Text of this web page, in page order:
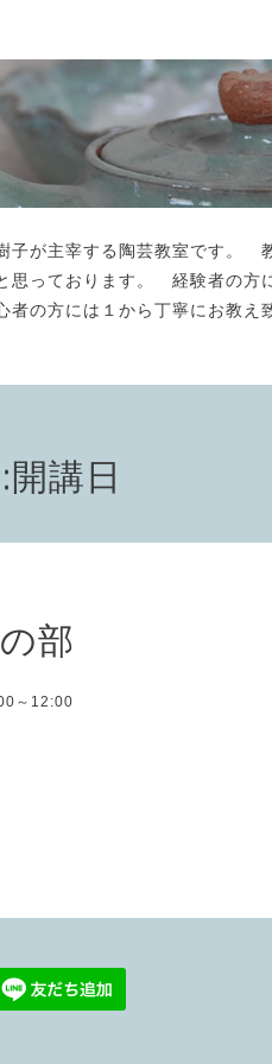
が主宰する陶芸教室です。
思っております。 経験者の方
者の方には１から丁寧にお教
講日
部
～12:00